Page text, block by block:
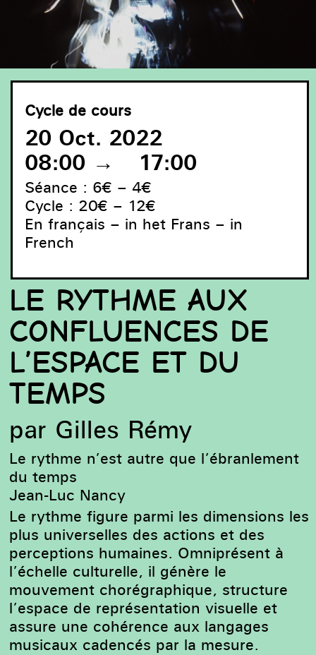
Christian Lebrat, Torse n° 5 (11), Aborigène, 1986 ©
Christian Lebrat - Adagp, 2022
Cycle de cours
20 Oct. 2022
08:00 → 17:00
Séance : 6€ – 4€
Cycle : 20€ – 12€
En français – in het Frans – in
French
LE RYTHME AUX
CONFLUENCES DE
L’ESPACE ET DU
TEMPS
par Gilles Rémy
Le rythme n’est autre que l’ébranlement
du temps
Jean-Luc Nancy
Le rythme figure parmi les dimensions les
plus universelles des actions et des
perceptions humaines. Omniprésent à
l’échelle culturelle, il génère le
mouvement chorégraphique, structure
l’espace de représentation visuelle et
assure une cohérence aux langages
musicaux cadencés par la mesure.